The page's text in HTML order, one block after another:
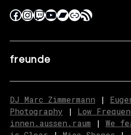
freunde
DJ Marc Zimmermann |
Photography | Low
innen.aussen.raum | We